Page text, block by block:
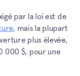
par la loi est de
, mais la plupart
plus élevée,
000 $, pour une